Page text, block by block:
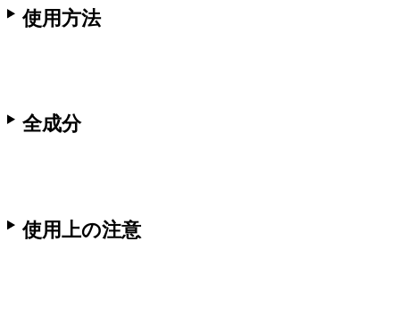
使用方法
全成分
使用上の注意